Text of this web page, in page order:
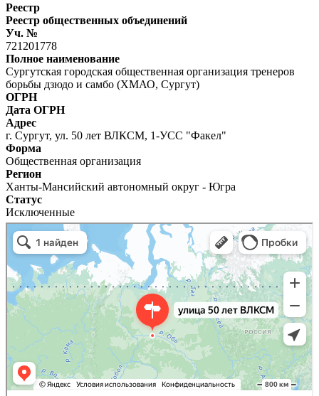
Реестр
Реестр общественных объединений
Уч. №
721201778
Полное наименование
Сургутская городская общественная организация тренеров
борьбы дзюдо и самбо (ХМАО, Сургут)
ОГРН
Дата ОГРН
Адрес
г. Сургут, ул. 50 лет ВЛКСМ, 1-УСС "Факел"
Форма
Общественная организация
Регион
Ханты-Мансийский автономный округ - Югра
Статус
Исключенные